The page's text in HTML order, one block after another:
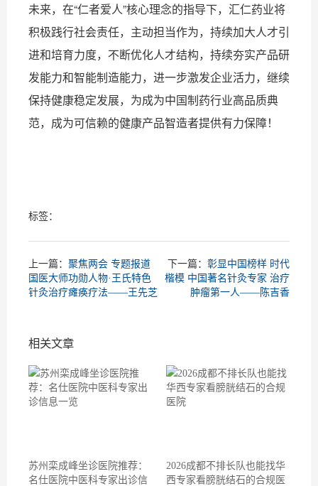
未来，在“仁者爱人”核心理念的指导下，汇仁药业将
积极践行社会责任，主动担当作为，持续加大人才引
进和培育力度，不断优化人才结构，持续夯实产品研
发能力和智能制造能力，进一步激发企业活力，继续
保持健康稳定发展，为成为中国制药行业高品质典
范，成为可信赖的健康产品智造者提供有力保障！
标签：
上一篇： 聚焦两会 专题报道
国医大师功勋人物·王氏特色
针灸治疗瘫痪疗法——王先芝
下一篇： 彰显中国榜样 时代
楷模 中国著名针灸专家 治疗
肿瘤第一人——陈吉香
相关文章
苏州栾成峰坐诊医院推荐：
名仕医院中医科专家出诊信
2026成都不排长队也能找华
西专家看膀胱结石的合规医